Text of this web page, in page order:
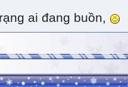
ai đang buồn,